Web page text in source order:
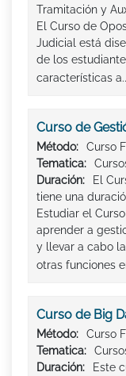
Tramitación y
El Curso de
Judicial está
de los
características
Curso de
Método:
Curso
Tematica:
Duración:
El
tiene una
Estudiar el
aprender a
y llevar a cabo
otras funciones
Curso de Big
Método:
Curso
Tematica:
Duración:
Este